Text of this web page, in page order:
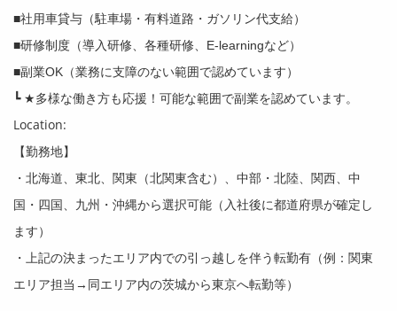
■社用車貸与（駐車場・有料道路・ガソリン代支給）
■研修制度（導入研修、各種研修、E-learningなど）
■副業OK（業務に支障のない範囲で認めています）
┗ ★多様な働き方も応援！可能な範囲で副業を認めています。
Location:
【勤務地】
・北海道、東北、関東（北関東含む）、中部・北陸、関西、中
国・四国、九州・沖縄から選択可能（入社後に都道府県が確定し
ます）
・上記の決まったエリア内での引っ越しを伴う転勤有（例：関東
エリア担当→同エリア内の茨城から東京へ転勤等）